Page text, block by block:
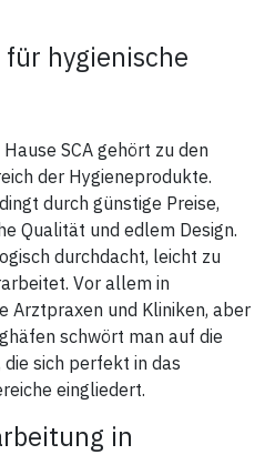
hygienische
SCA gehört zu den
der Hygieneprodukte.
durch günstige Preise,
Qualität und edlem Design.
durchdacht, leicht zu
Vor allem in
Arztpraxen und Kliniken, aber
schwört man auf die
sich perfekt in das
eingliedert.
in